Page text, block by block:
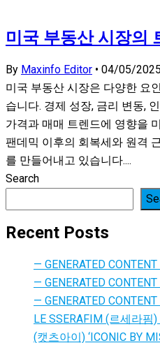
미국 부동산 시장의
By Maxinfo Editor • 04/05/2025
미국 부동산 시장은 다양한 요
습니다. 경제 성장, 금리 변동,
가격과 매매 트렌드에 영향을
팬데믹 이후의 회복세와 원격
를 만들어내고 있습니다....
Search
Recent Posts
— GENERATED
— GENERATED
— GENERATED
LE SSERAFIM (르세라핌
(캣츠아이) ‘ICONIC BY